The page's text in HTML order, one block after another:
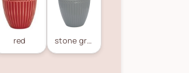
red stone grey